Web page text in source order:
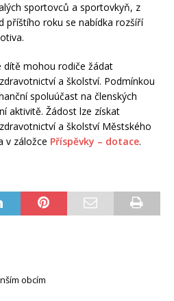
sportovců a sportovkyň, z
příštího roku se nabídka rozšíří
dítě mohou rodiče žádat
a školství. Podmínkou
spoluúčast na členských
aktivitě. Žádost lze získat
a školství Městského
v záložce Příspěvky – dotace.
obcím